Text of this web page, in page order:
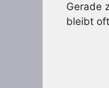
Gerade
bleibt